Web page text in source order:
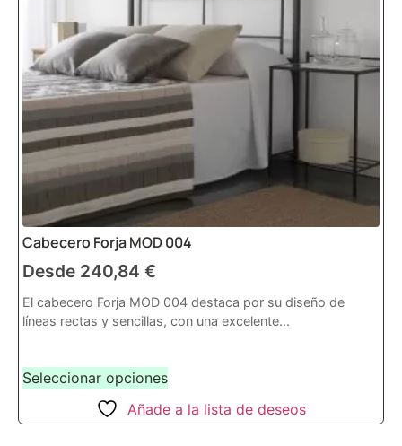
Cabecero Forja MOD 004
Desde 240,84 €
El cabecero Forja MOD 004 destaca por su diseño de
líneas rectas y sencillas, con una excelente...
Seleccionar opciones
Añade a la lista de deseos